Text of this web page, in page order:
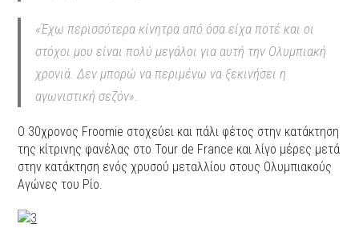
«Έχω περισσότερα κίνητρα από όσα είχα ποτέ και οι
στόχοι μου είναι πολύ μεγάλοι για αυτή την Ολυμπιακή
χρονιά. Δεν μπορώ να περιμένω να ξεκινήσει η
αγωνιστική σεζόν».
Ο 30χρονος Froomie στοχεύει και πάλι φέτος στην κατάκτηση
της κίτρινης φανέλας στο Tour de France και λίγο μέρες μετά
στην κατάκτηση ενός χρυσού μεταλλίου στους Ολυμπιακούς
Αγώνες του Ρίο.